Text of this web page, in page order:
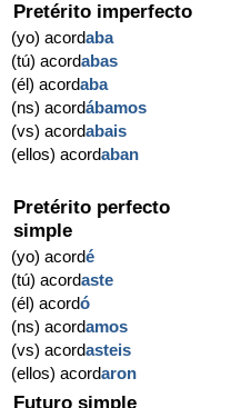
Pretérito imperfecto
(yo) acordaba
(tú) acordabas
(él) acordaba
(ns) acordábamos
(vs) acordabais
(ellos) acordaban
Pretérito perfecto
simple
(yo) acordé
(tú) acordaste
(él) acordó
(ns) acordamos
(vs) acordasteis
(ellos) acordaron
Futuro simple